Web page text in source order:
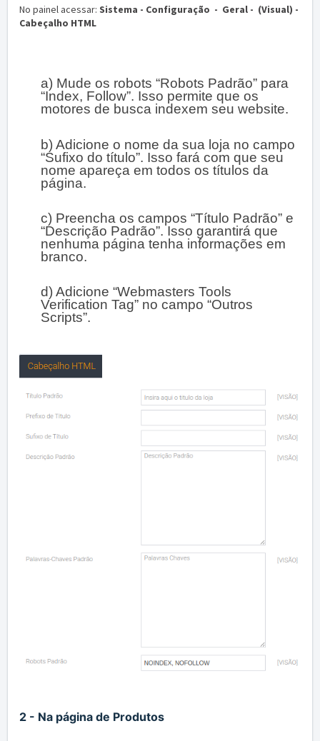
No painel acessar: Sistema - Configuração - Geral - (Visual) -
Cabeçalho HTML
a) Mude os robots “Robots Padrão” para
“Index, Follow”. Isso permite que os
motores de busca indexem seu website.
b) Adicione o nome da sua loja no campo
“Sufixo do título”. Isso fará com que seu
nome apareça em todos os títulos da
página.
c) Preencha os campos “Título Padrão” e
“Descrição Padrão”. Isso garantirá que
nenhuma página tenha informações em
branco.
d) Adicione “Webmasters Tools
Verification Tag” no campo “Outros
Scripts”.
2 - Na página de Produtos